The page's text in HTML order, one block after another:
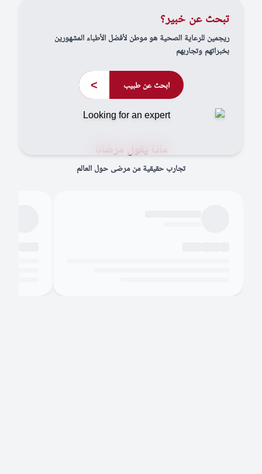
تبحث عن خبير؟
ريجمين للرعاية الصحية هو موطن لأفضل الأطباء المشهورين
بخبراتهم وتجاربهم
ابحث عن طبيب >
ماذا يقول مرضانا
تجارب حقيقية من مرضى حول العالم